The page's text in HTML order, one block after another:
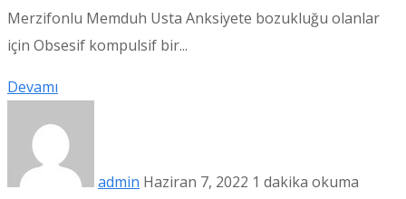
Merzifonlu Memduh Usta Anksiyete bozukluğu olanlar
için Obsesif kompulsif bir...
Devamı
admin Haziran 7, 2022 1 dakika okuma